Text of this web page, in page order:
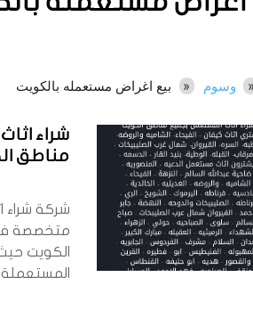
وسوم بيع اغراض مستعمله بالكويت
شراء
مناطق الكويت
شركة شراء
متخصصة
الكويت
المستعملة